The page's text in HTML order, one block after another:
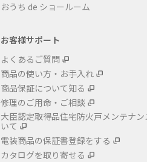
おうち de ショールーム
お客様サポート
よくあるご質問
商品の使い方・お手入れ
商品保証について知る
修理のご用命・ご相談
大臣認定取得品住宅防火戸メンテナン
いて
電装商品の保証書登録をする
カタログを取り寄せる